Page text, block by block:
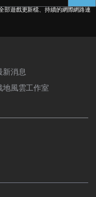
部遊戲更新檔、持續的網際網路連
新消息
地風雲工作室